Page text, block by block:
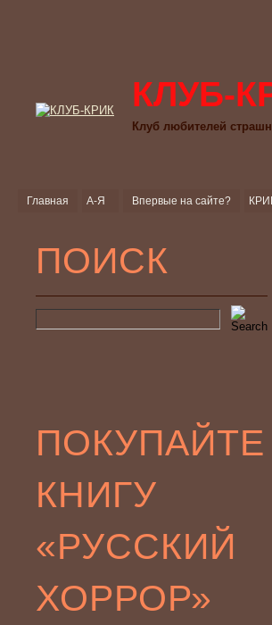
КЛУБ-
Клуб любителей
Главная А-Я Впервые на сайте?
ПОИСК
ПОКУПАЙТЕ
КНИГУ
«РУССКИЙ
ХОРРОР»